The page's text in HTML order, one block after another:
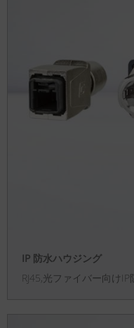
IP 防水ハウジング
RJ45,光ファイバー向けIP